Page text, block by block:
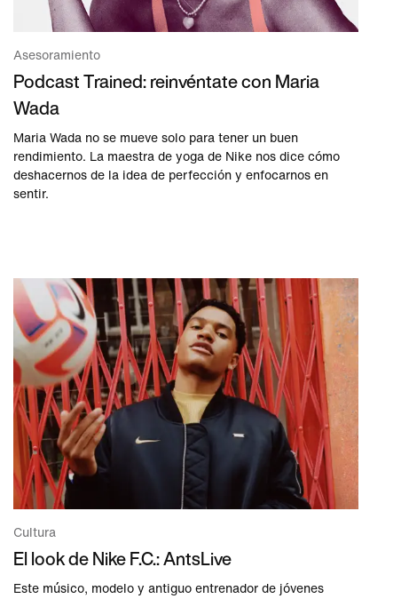
Asesoramiento
Podcast Trained: reinvéntate con Maria
Wada
Maria Wada no se mueve solo para tener un buen
rendimiento. La maestra de yoga de Nike nos dice cómo
deshacernos de la idea de perfección y enfocarnos en
sentir.
Cultura
El look de Nike F.C.: AntsLive
Este músico, modelo y antiguo entrenador de jóvenes